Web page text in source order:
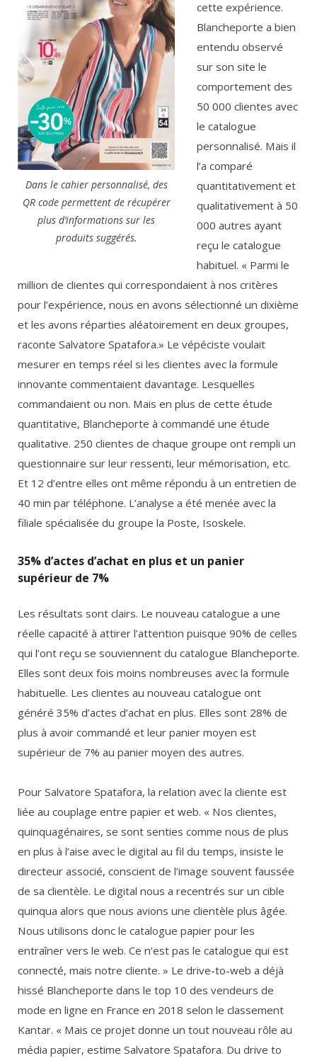
Dans le cahier personnalisé, des
QR code permettent de récupérer
plus d’informations sur les
produits suggérés.
cette expérience.
Blancheporte a bien
entendu observé
sur son site le
comportement des
50 000 clientes avec
le catalogue
personnalisé. Mais il
l’a comparé
quantitativement et
qualitativement à 50
000 autres ayant
reçu le catalogue
habituel. « Parmi le
million de clientes qui correspondaient à nos critères
pour l’expérience, nous en avons sélectionné un dixième
et les avons réparties aléatoirement en deux groupes,
raconte Salvatore Spatafora.» Le vépéciste voulait
mesurer en temps réel si les clientes avec la formule
innovante commentaient davantage. Lesquelles
commandaient ou non. Mais en plus de cette étude
quantitative, Blancheporte à commandé une étude
qualitative. 250 clientes de chaque groupe ont rempli un
questionnaire sur leur ressenti, leur mémorisation, etc.
Et 12 d’entre elles ont même répondu à un entretien de
40 min par téléphone. L’analyse a été menée avec la
filiale spécialisée du groupe la Poste, Isoskele.
35% d’actes d’achat en plus et un panier
supérieur de 7%
Les résultats sont clairs. Le nouveau catalogue a une
réelle capacité à attirer l’attention puisque 90% de celles
qui l’ont reçu se souviennent du catalogue Blancheporte.
Elles sont deux fois moins nombreuses avec la formule
habituelle. Les clientes au nouveau catalogue ont
généré 35% d’actes d’achat en plus. Elles sont 28% de
plus à avoir commandé et leur panier moyen est
supérieur de 7% au panier moyen des autres.
Pour Salvatore Spatafora, la relation avec la cliente est
liée au couplage entre papier et web. « Nos clientes,
quinquagénaires, se sont senties comme nous de plus
en plus à l’aise avec le digital au fil du temps, insiste le
directeur associé, conscient de l’image souvent faussée
de sa clientèle. Le digital nous a recentrés sur un cible
quinqua alors que nous avions une clientèle plus âgée.
Nous utilisons donc le catalogue papier pour les
entraîner vers le web. Ce n’est pas le catalogue qui est
connecté, mais notre cliente. » Le drive-to-web a déjà
hissé Blancheporte dans le top 10 des vendeurs de
mode en ligne en France en 2018 selon le classement
Kantar. « Mais ce projet donne un tout nouveau rôle au
média papier, estime Salvatore Spatafora. Du drive to